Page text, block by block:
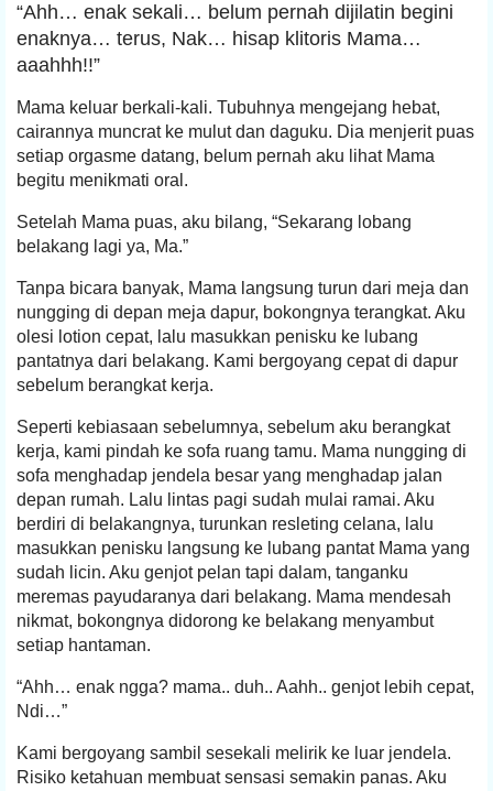
“Ahh… enak sekali… belum pernah dijilatin begini
enaknya… terus, Nak… hisap klitoris Mama…
aaahhh!!”
Mama keluar berkali-kali. Tubuhnya mengejang hebat,
cairannya muncrat ke mulut dan daguku. Dia menjerit puas
setiap orgasme datang, belum pernah aku lihat Mama
begitu menikmati oral.
Setelah Mama puas, aku bilang, “Sekarang lobang
belakang lagi ya, Ma.”
Tanpa bicara banyak, Mama langsung turun dari meja dan
nungging di depan meja dapur, bokongnya terangkat. Aku
olesi lotion cepat, lalu masukkan penisku ke lubang
pantatnya dari belakang. Kami bergoyang cepat di dapur
sebelum berangkat kerja.
Seperti kebiasaan sebelumnya, sebelum aku berangkat
kerja, kami pindah ke sofa ruang tamu. Mama nungging di
sofa menghadap jendela besar yang menghadap jalan
depan rumah. Lalu lintas pagi sudah mulai ramai. Aku
berdiri di belakangnya, turunkan resleting celana, lalu
masukkan penisku langsung ke lubang pantat Mama yang
sudah licin. Aku genjot pelan tapi dalam, tanganku
meremas payudaranya dari belakang. Mama mendesah
nikmat, bokongnya didorong ke belakang menyambut
setiap hantaman.
“Ahh… enak ngga? mama.. duh.. Aahh.. genjot lebih cepat,
Ndi…”
Kami bergoyang sambil sesekali melirik ke luar jendela.
Risiko ketahuan membuat sensasi semakin panas. Aku